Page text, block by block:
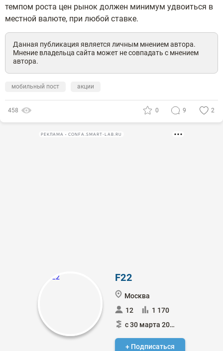
темпом роста цен рынок должен минимум удвоиться в
местной валюте, при любой ставке.
Данная публикация является личным мнением автора.
Мнение владельца сайта может не совпадать с мнением
автора.
мобильный пост акции
458 0 9 2
РЕКЛАМА • CONFA.SMART-LAB.RU
F22
Москва
12
1 170
с 30 марта 2022
+ Подписаться